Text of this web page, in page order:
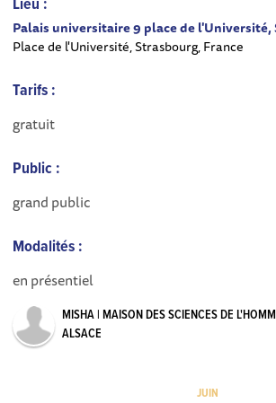
Lieu :
Palais universitaire 9 place de l'Université,
Place de l'Université, Strasbourg, France
Tarifs :
gratuit
Public :
grand public
Modalités :
en présentiel
MISHA | MAISON DES SCIENCES DE
ALSACE
JUIN